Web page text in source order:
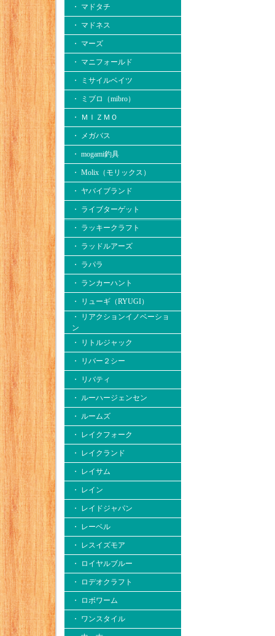
・ マドタチ
・ マドネス
・ マーズ
・ マニフォールド
・ ミサイルベイツ
・ ミブロ（mibro）
・ ＭＩＺＭＯ
・ メガバス
・ mogami釣具
・ Molix（モリックス）
・ ヤバイブランド
・ ライブターゲット
・ ラッキークラフト
・ ラッドルアーズ
・ ラパラ
・ ランカーハント
・ リューギ（RYUGI）
・ リアクションイノベーショ
ン
・ リトルジャック
・ リバー２シー
・ リバティ
・ ルーハージェンセン
・ ルームズ
・ レイクフォーク
・ レイクランド
・ レイサム
・ レイン
・ レイドジャパン
・ レーベル
・ レスイズモア
・ ロイヤルブルー
・ ロデオクラフト
・ ロボワーム
・ ワンスタイル